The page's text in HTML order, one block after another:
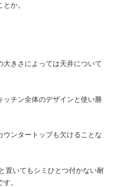
か。
きさによっては天井について
ッチン全体のデザインと使い勝
ンタートップも欠けることな
いてもシミひとつ付かない耐
。